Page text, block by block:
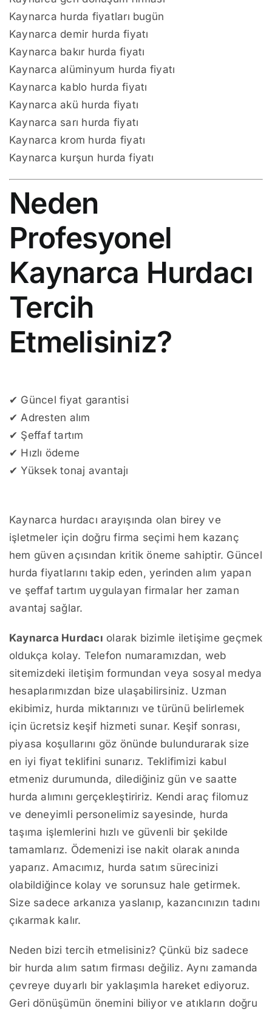
Kaynarca hurda fiyatları bugün
Kaynarca demir hurda fiyatı
Kaynarca bakır hurda fiyatı
Kaynarca alüminyum hurda fiyatı
Kaynarca kablo hurda fiyatı
Kaynarca akü hurda fiyatı
Kaynarca sarı hurda fiyatı
Kaynarca krom hurda fiyatı
Kaynarca kurşun hurda fiyatı
Neden
Profesyonel
Kaynarca Hurdacı
Tercih
Etmelisiniz?
✔ Güncel fiyat garantisi
✔ Adresten alım
✔ Şeffaf tartım
✔ Hızlı ödeme
✔ Yüksek tonaj avantajı
Kaynarca hurdacı arayışında olan birey ve
işletmeler için doğru firma seçimi hem kazanç
hem güven açısından kritik öneme sahiptir. Güncel
hurda fiyatlarını takip eden, yerinden alım yapan
ve şeffaf tartım uygulayan firmalar her zaman
avantaj sağlar.
Kaynarca Hurdacı olarak bizimle iletişime geçmek
oldukça kolay. Telefon numaramızdan, web
sitemizdeki iletişim formundan veya sosyal medya
hesaplarımızdan bize ulaşabilirsiniz. Uzman
ekibimiz, hurda miktarınızı ve türünü belirlemek
için ücretsiz keşif hizmeti sunar. Keşif sonrası,
piyasa koşullarını göz önünde bulundurarak size
en iyi fiyat teklifini sunarız. Teklifimizi kabul
etmeniz durumunda, dilediğiniz gün ve saatte
hurda alımını gerçekleştiririz. Kendi araç filomuz
ve deneyimli personelimiz sayesinde, hurda
taşıma işlemlerini hızlı ve güvenli bir şekilde
tamamlarız. Ödemenizi ise nakit olarak anında
yaparız. Amacımız, hurda satım sürecinizi
olabildiğince kolay ve sorunsuz hale getirmek.
Size sadece arkanıza yaslanıp, kazancınızın tadını
çıkarmak kalır.
Neden bizi tercih etmelisiniz? Çünkü biz sadece
bir hurda alım satım firması değiliz. Aynı zamanda
çevreye duyarlı bir yaklaşımla hareket ediyoruz.
Geri dönüşümün önemini biliyor ve atıkların doğru